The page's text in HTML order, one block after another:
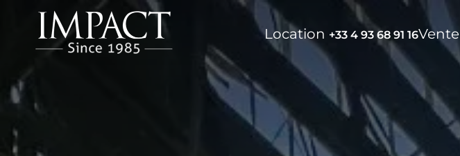
Location +33 4 93 68 91 16Vente